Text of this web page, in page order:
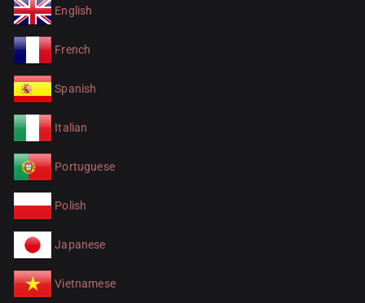
English
French
Spanish
Italian
Portuguese
Polish
Japanese
Vietnamese